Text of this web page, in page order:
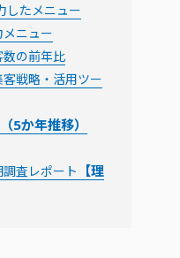
したメニュー
メニュー
の前年比
戦略・活用ツー
5か年推移）
査レポート
【理